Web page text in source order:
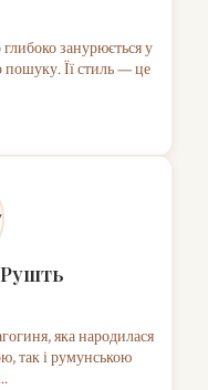
занурюється у
пошуку. Її стиль — це
яка народилася
так і румунською